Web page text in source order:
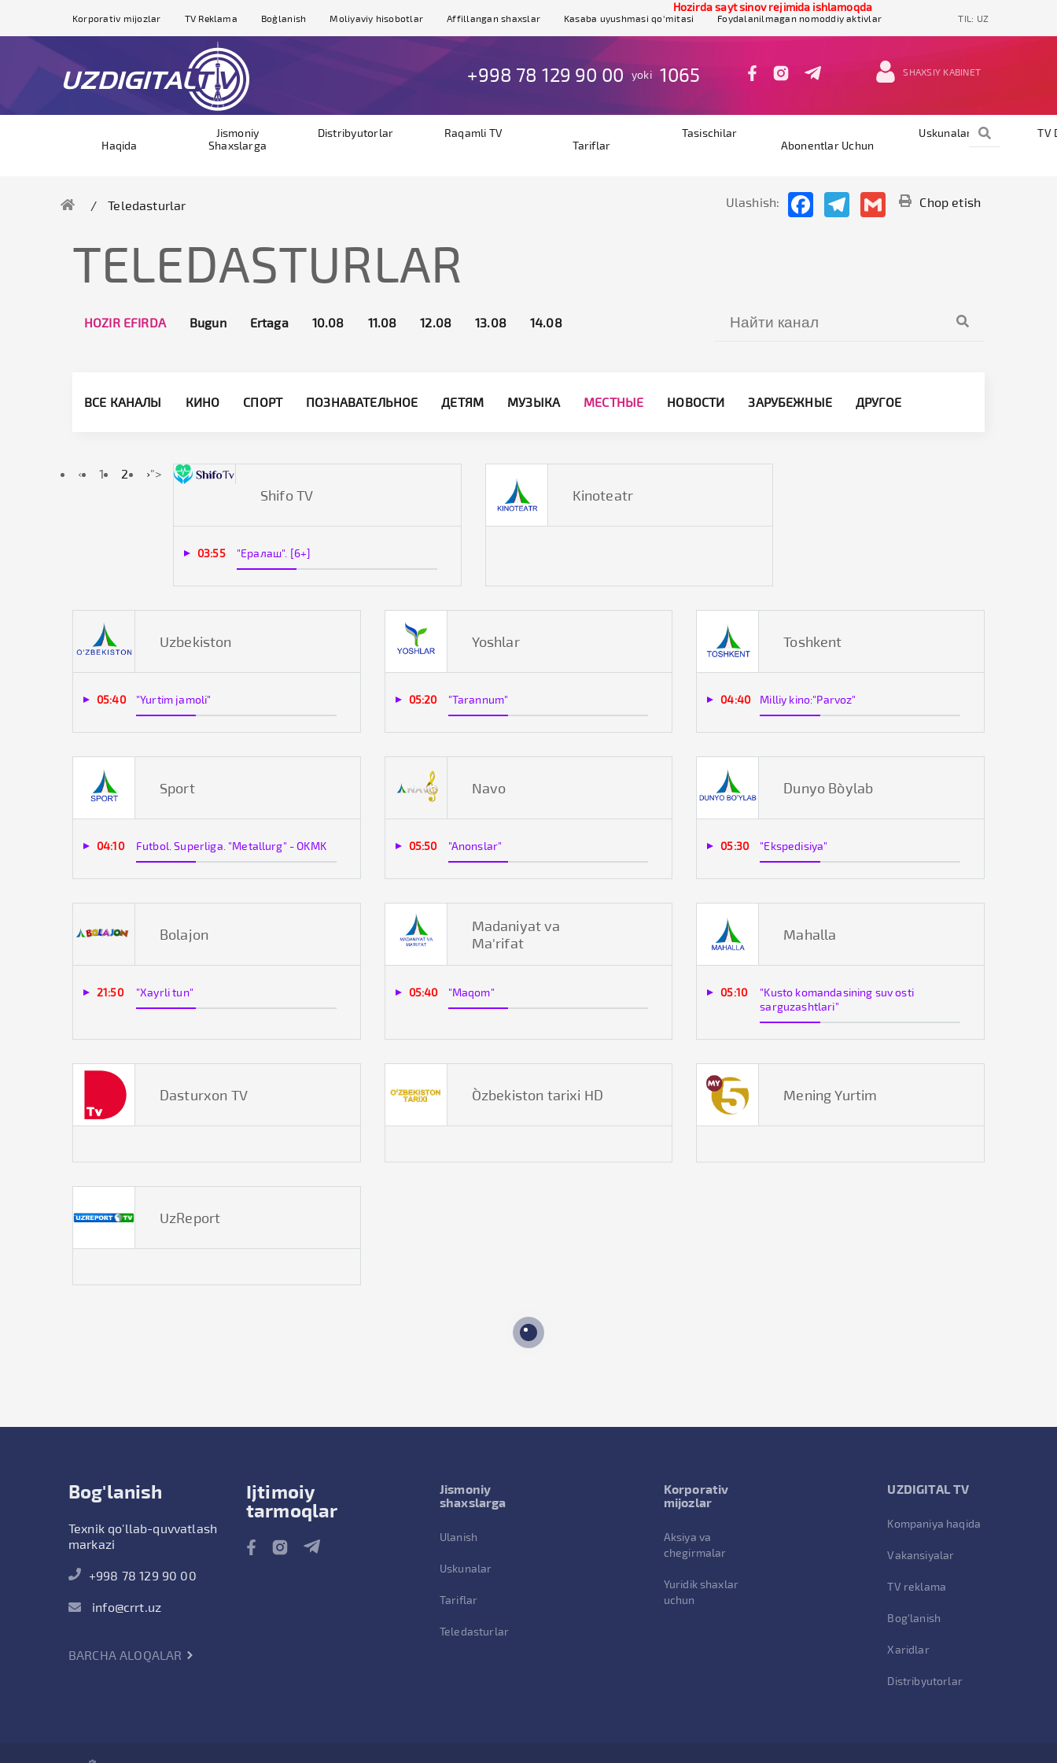
Hozirda sayt sinov rejimida ishlamoqda
Korporativ mijozlar TV Reklama Bog`lanish Moliyaviy hisobotlar Affillangan shaxslar Kasaba uyushmasi qo'mitasi Foydalanilmagan nomoddiy aktivlar TIL: UZ
+998 78 129 90 00 yoki 1065 SHAXSIY KABINET
Haqida
Jismoniy
Shaxslarga
Distribyutorlar
Raqamli TV
Tariflar
Tasischilar
Abonentlar Uchun
Uskunalar TV
Teledasturlar Ulashish: FacebookTelegramGmail Chop etish
TELEDASTURLAR
HOZIR EFIRDA Bugun Ertaga 10.08 11.08 12.08 13.08 14.08
ВСЕ КАНАЛЫ КИНО СПОРТ ПОЗНАВАТЕЛЬНОЕ ДЕТЯМ МУЗЫКА МЕСТНЫЕ НОВОСТИ ЗАРУБЕЖНЫЕ ДРУГОЕ
‹ 1 2 ›">
Shifo TV
03:55 "Ералаш". [6+]
Kinoteatr
Uzbekiston
05:40 "Yurtim jamoli"
Yoshlar
05:20 "Tarannum"
Toshkent
04:40 Milliy kino:"Parvoz"
Sport
04:10 Futbol. Superliga. "Metallurg" - OKMK
Navo
05:50 "Anonslar"
Dunyo Bo`ylab
05:30 "Ekspedisiya"
Bolajon
21:50 "Xayrli tun"
Madaniyat va
Ma'rifat
05:40 "Maqom"
Mahalla
05:10
"Kusto komandasining suv osti
sarguzashtlari"
Dasturxon TV O`zbekiston tarixi HD Mening Yurtim
UzReport
Bog'lanish
Texnik qo'llab-quvvatlash
markazi
+998 78 129 90 00
info@crrt.uz
BARCHA ALOQALAR
Ijtimoiy
tarmoqlar
Jismoniy
shaxslarga
Ulanish
Uskunalar
Tariflar
Teledasturlar
Korporativ
mijozlar
Aksiya va
chegirmalar
Yuridik shaxlar
uchun
UZDIGITAL TV
Kompaniya haqida
Vakansiyalar
TV reklama
Bog'lanish
Xaridlar
Distribyutorlar